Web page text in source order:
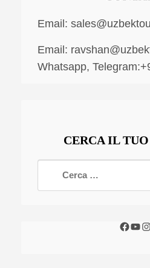
Email:
Email:
Whatsapp,
CERCA IL